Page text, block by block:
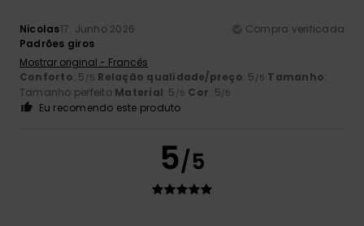
Nicolas17. Junho 2026
Compra verificada
Padrões giros
Mostrar original - Francês
Conforto: 5 /5 Relação qualidade/preço: 5 /5 Tamanho:
Tamanho perfeito Material: 5 /5 Cor: 5/5
Eu recomendo este produto
5/5